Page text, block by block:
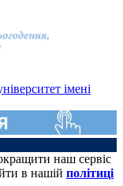
імені
наш сервіс
в нашій політиці